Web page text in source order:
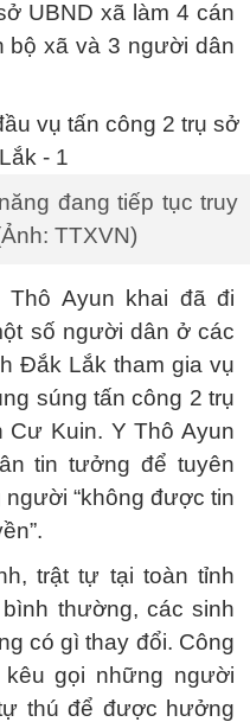
UBND xã làm 4 cán
bộ xã và 3 người dân
đang tiếp tục truy
TTXVN)
Ayun khai đã đi
số người dân ở các
Đắk Lắk tham gia vụ
súng tấn công 2 trụ
Cư Kuin. Y Thô Ayun
tin tưởng để tuyên
“không được tin
trật tự tại toàn tỉnh
thường, các sinh
có gì thay đổi. Công
gọi những người
thú để được hưởng